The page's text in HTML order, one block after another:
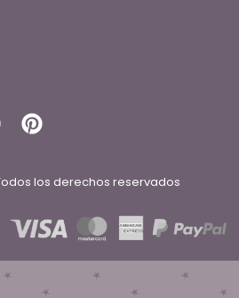
los derechos reservados